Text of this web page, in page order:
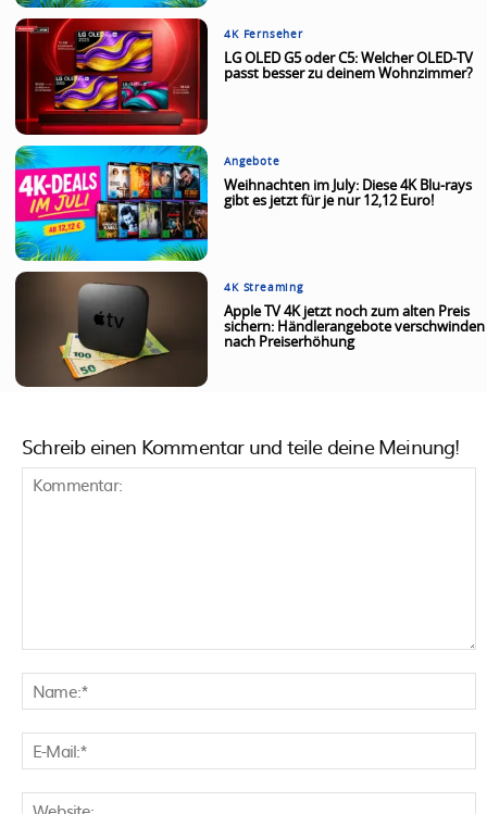
4K Fernseher
LG OLED G5 oder C5: Welcher OLED-TV
passt besser zu deinem Wohnzimmer?
Angebote
Weihnachten im July: Diese 4K Blu-rays
gibt es jetzt für je nur 12,12 Euro!
4K Streaming
Apple TV 4K jetzt noch zum alten Preis
sichern: Händlerangebote verschwinden
nach Preiserhöhung
Schreib einen Kommentar und teile deine Meinung!